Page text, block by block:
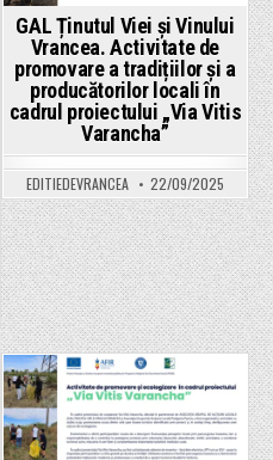
GAL Ținutul Viei și Vinului
Vrancea. Activitate de
promovare a tradițiilor și a
producătorilor locali în
cadrul proiectului „Via Vitis
Varancha”
EDITIEDEVRANCEA 22/09/2025
Posted
in